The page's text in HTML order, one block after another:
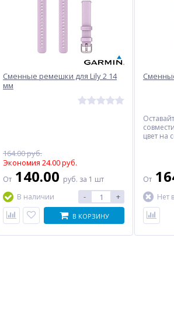
Сменные ремешки для Lily 2 14
мм
164.00 руб.
Экономия 24.00 руб.
От 140.00 руб. за 1 шт
В наличии
- +
В КОРЗИНУ
цвет на
От
Нет